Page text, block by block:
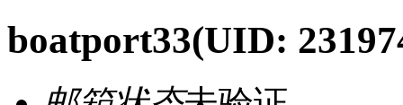
boatport33(UID: